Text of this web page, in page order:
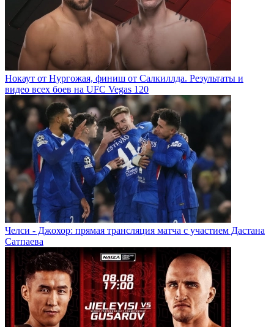
Нокаут от Нургожая, финиш от Салкиллда. Результаты и
видео всех боев на UFC Vegas 120
Челси - Джохор: прямая трансляция матча с участием Дастана
Сатпаева